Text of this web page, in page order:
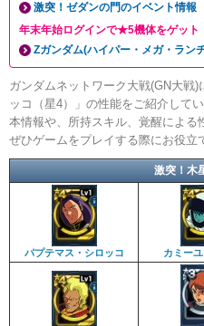
激突！ゼダンの門のイベント情報
年末年始ログインで★5機体をゲット
Zガンダム(ハイパー・メガ・ラン
ガンダムネットワーク大戦(GN大戦
ッコ（星4）」の性能をご紹介して
本情報や、所持スキル、覚醒による
ぜひゲームをプレイする際にお役立
激突！木
パプテマス・シロッコ カミー